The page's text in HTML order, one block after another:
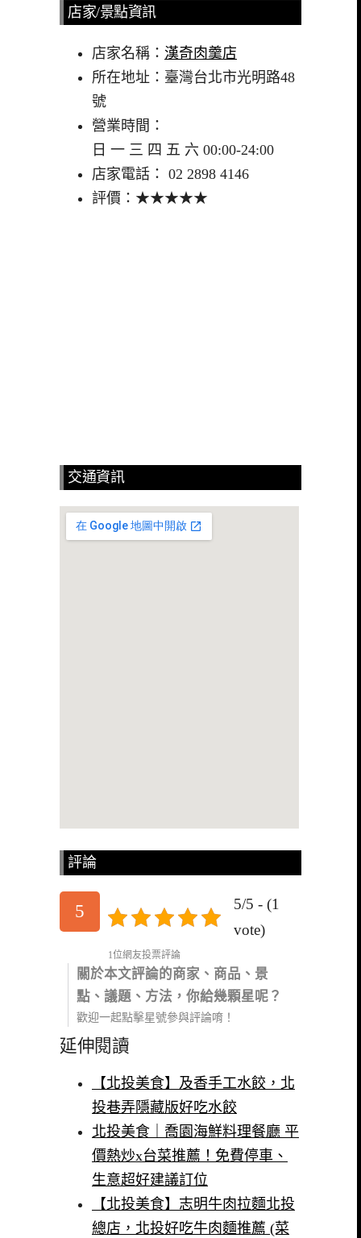
店家/景點資訊
店家名稱： 漢奇肉羹店
所在地址：臺灣台北市光明路48
號
營業時間：
日 一 三 四 五 六 00:00-24:00
店家電話： 02 2898 4146
評價：★★★★★
交通資訊
評論
5
5/5 - (1
vote)
1位網友投票評論
關於本文評論的商家、商品、景
點、議題、方法，你給幾顆星呢？
歡迎一起點擊星號參與評論唷！
延伸閱讀
【北投美食】及香手工水餃，北
投巷弄隱藏版好吃水餃
北投美食｜喬園海鮮料理餐廳 平
價熱炒x台菜推薦！免費停車、
生意超好建議訂位
【北投美食】志明牛肉拉麵北投
總店，北投好吃牛肉麵推薦 (菜